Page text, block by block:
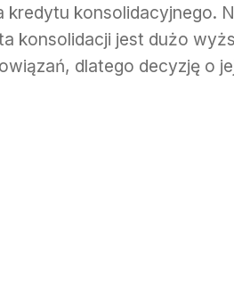
kredytu konsolidacyjnego.
konsolidacji jest dużo
dlatego decyzję o